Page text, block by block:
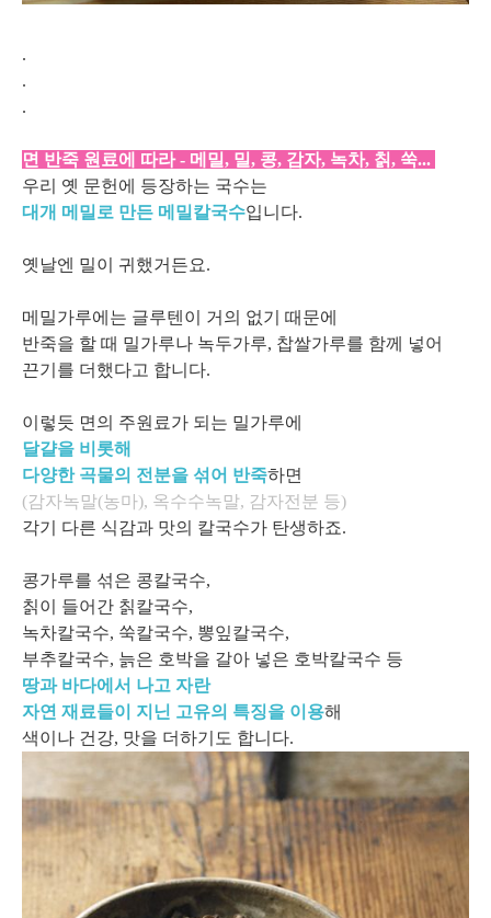
.
.
.
면 반죽 원료에 따라 - 메밀, 밀, 콩, 감자, 녹차, 칡, 쑥...
우리 옛 문헌에 등장하는 국수는
대개 메밀로 만든 메밀칼국수입니다.
옛날엔 밀이 귀했거든요.
메밀가루에는 글루텐이 거의 없기 때문에
반죽을 할 때 밀가루나 녹두가루, 찹쌀가루를 함께 넣어
끈기를 더했다고 합니다.
이렇듯 면의 주원료가 되는 밀가루에
달걀을 비롯해
다양한 곡물의 전분을 섞어 반죽하면
(감자녹말(농마), 옥수수녹말, 감자전분 등)
각기 다른 식감과 맛의 칼국수가 탄생하죠.
콩가루를 섞은 콩칼국수,
칡이 들어간 칡칼국수,
녹차칼국수, 쑥칼국수, 뽕잎칼국수,
부추칼국수, 늙은 호박을 갈아 넣은 호박칼국수 등
땅과 바다에서 나고 자란
자연 재료들이 지닌 고유의 특징을 이용해
색이나 건강, 맛을 더하기도 합니다.